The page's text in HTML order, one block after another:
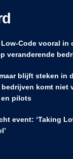
Low-Code vooral in
veranderende
blijft steken in
bedrijven komt niet
pilots
event: ‘Taking